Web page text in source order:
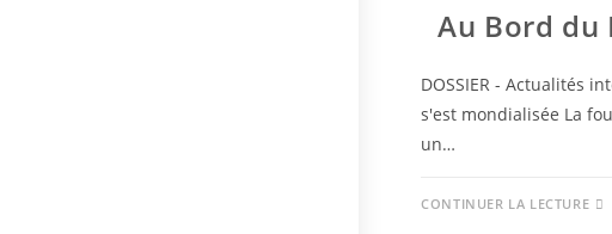
Au Bord du
DOSSIER - Actualités
s'est mondialisée La
un…
CONTINUER LA LECTURE